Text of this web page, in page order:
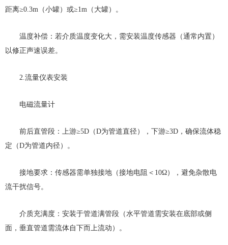
距离≥0.3m（小罐）或≥1m（大罐）。
温度补偿：若介质温度变化大，需安装温度传感器（通常内置）
以修正声速误差。
2.流量仪表安装
电磁流量计
前后直管段：上游≥5D（D为管道直径），下游≥3D，确保流体稳
定（D为管道内径）。
接地要求：传感器需单独接地（接地电阻＜10Ω），避免杂散电
流干扰信号。
介质充满度：安装于管道满管段（水平管道需安装在底部或侧
面，垂直管道需流体自下而上流动）。